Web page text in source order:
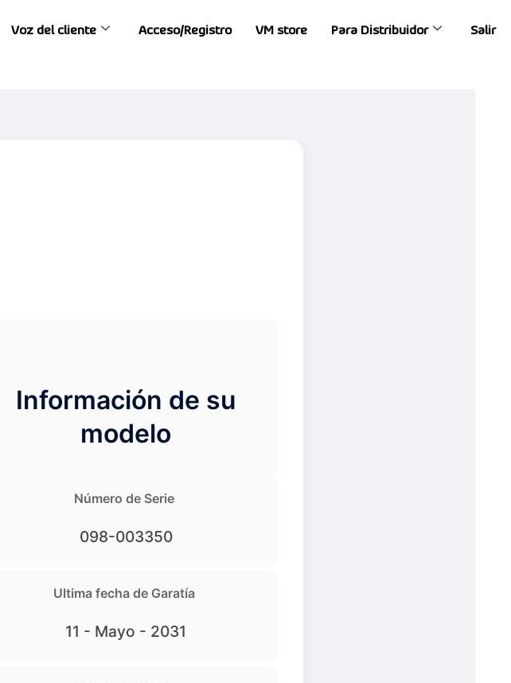
Voz del cliente Acceso/Registro VM store Para Distribuidor Salir
Información de su
modelo
Número de Serie
098-003350
Ultima fecha de Garatía
11 - Mayo - 2031